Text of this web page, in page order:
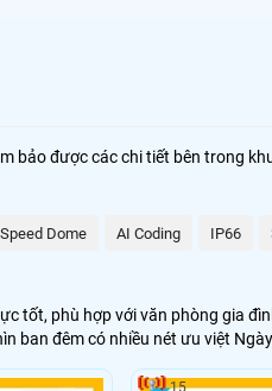
1.700.000 VNĐ Ebitcam EBO2
sát ban đêm hiệu quả hình ảnh
bảo được các chi tiết bên trong
Speed Dome AI Coding IP66
tốt, phù hợp với văn phòng gia
ban đêm có nhiều nét ưu việt
15